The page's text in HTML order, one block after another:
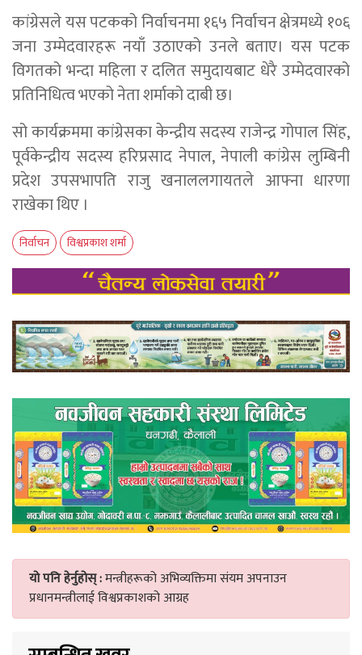
कांग्रेसले यस पटकको निर्वाचनमा १६५ निर्वाचन क्षेत्रमध्ये १०६
जना उम्मेदवारहरू नयाँ उठाएको उनले बताए। यस पटक
विगतको भन्दा महिला र दलित समुदायबाट धेरै उम्मेदवारको
प्रतिनिधित्व भएको नेता शर्माको दाबी छ।
सो कार्यक्रममा कांग्रेसका केन्द्रीय सदस्य राजेन्द्र गोपाल सिंह,
पूर्वकेन्द्रीय सदस्य हरिप्रसाद नेपाल, नेपाली कांग्रेस लुम्बिनी
प्रदेश उपसभापति राजु खनाललगायतले आफ्ना धारणा
राखेका थिए ।
निर्वाचन विश्वप्रकाश शर्मा
यो पनि हेर्नुहोस् :मन्त्रीहरूको अभिव्यक्तिमा संयम अपनाउन
प्रधानमन्त्रीलाई विश्वप्रकाशको आग्रह